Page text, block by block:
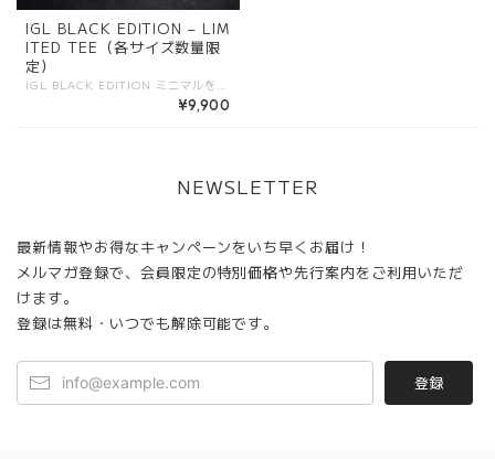
IGL BLACK EDITION – LIM
ITED TEE（各サイズ数量限
定）
¥9,900
NEWSLETTER
最新情報やお得なキャンペーンをいち早くお届け！
メルマガ登録で、会員限定の特別価格や先行案内をご利用いただ
けます。
登録は無料・いつでも解除可能です。
登録